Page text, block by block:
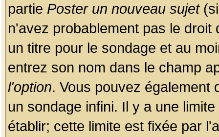
partie Poster un nouveau sujet(si
n'avez probablement pas le
un titre pour le sondage et au
entrez son nom dans le champ
l'option. Vous pouvez également
un sondage infini. Il y a une
établir; cette limite est fixée par